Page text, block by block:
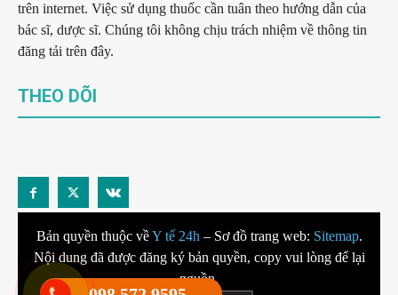
trên internet. Việc sử dụng thuốc cần tuân theo hướng dẫn của
bác sĩ, dược sĩ. Chúng tôi không chịu trách nhiệm về thông tin
đăng tải trên đây.
THEO DÕI
Bản quyền thuộc vềY tế 24h – Sơ đồ trang web: Sitemap.
Nội dung đã được đăng ký bản quyền, copy vui lòng để lại
nguồn.